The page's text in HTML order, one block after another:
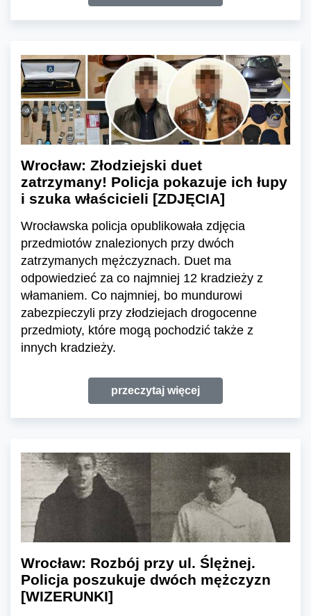
Wrocław: Złodziejski duet
zatrzymany! Policja pokazuje ich łupy
i szuka właścicieli [ZDJĘCIA]
Wrocławska policja opublikowała zdjęcia
przedmiotów znalezionych przy dwóch
zatrzymanych mężczyznach. Duet ma
odpowiedzieć za co najmniej 12 kradzieży z
włamaniem. Co najmniej, bo mundurowi
zabezpieczyli przy złodziejach drogocenne
przedmioty, które mogą pochodzić także z
innych kradzieży.
przeczytaj więcej
Wrocław: Rozbój przy ul. Ślężnej.
Policja poszukuje dwóch mężczyzn
[WIZERUNKI]